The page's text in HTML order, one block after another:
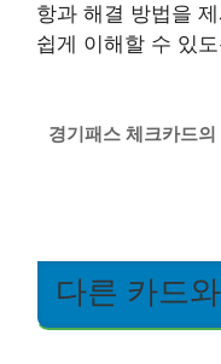
항과 해결 방법을
쉽게 이해할 수 있
경기패스 체크카드
다른 카드